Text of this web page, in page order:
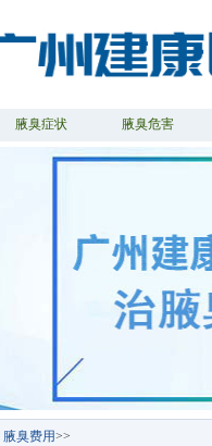
腋臭症状 腋臭危害
腋臭费用>>